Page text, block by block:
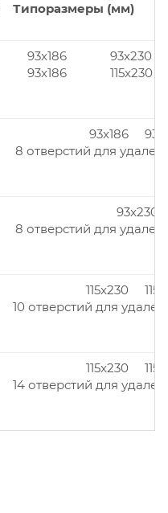
Типоразмеры (мм)
93x186
93x186
93x230
115x230
93x186
8 отверстий для
93x230
8 отверстий для
115x230
10 отверстий для
115x230
14 отверстий для